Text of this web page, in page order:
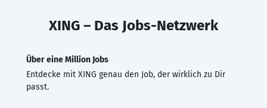
XING – Das Jobs-Netzwerk
Über eine Million Jobs
Entdecke mit XING genau den Job, der wirklich zu Dir
passt.